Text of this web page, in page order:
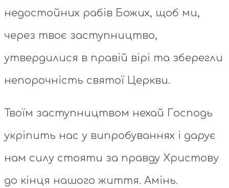
недостойних рабів Божих, щоб ми,
через твоє заступництво,
утвердилися в правій вірі та зберегли
непорочність святої Церкви.
Твоїм заступництвом нехай Господь
укріпить нас у випробуваннях і дарує
нам силу стояти за правду Христову
до кінця нашого життя. Амінь.